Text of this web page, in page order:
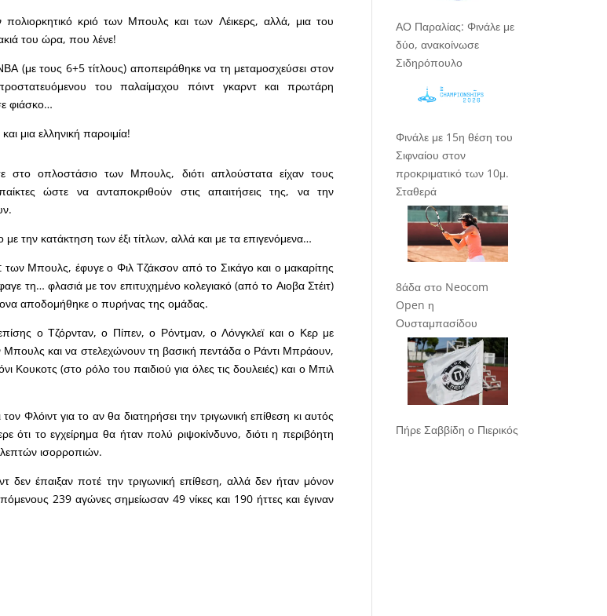
πολιορκητικό κριό των Μπουλς και των Λέικερς, αλλά, μια του
του ώρα, που λένε!
(με τους 6+5 τίτλους) αποπειράθηκε να τη μεταμοσχεύσει στον
του παλαίμαχου πόιντ γκαρντ και πρωτάρη
φιάσκο…
μια ελληνική παροιμία!
στο οπλοστάσιο των Μπουλς, διότι απλούστατα είχαν τους
ώστε να ανταποκριθούν στις απαιτήσεις της, να την
την κατάκτηση των έξι τίτλων, αλλά και με τα επιγενόμενα…
Μπουλς, έφυγε ο Φιλ Τζάκσον από το Σικάγο και ο μακαρίτης
τη… φλασιά με τον επιτυχημένο κολεγιακό (από το Αιοβα Στέιτ)
αποδομήθηκε ο πυρήνας της ομάδας.
ο Τζόρνταν, ο Πίπεν, ο Ρόντμαν, ο Λόνγκλεϊ και ο Κερ με
Μπουλς και να στελεχώνουν τη βασική πεντάδα ο Ράντι Μπράουν,
(στο ρόλο του παιδιού για όλες τις δουλειές) και ο Μπιλ
Φλόιντ για το αν θα διατηρήσει την τριγωνική επίθεση κι αυτός
ότι το εγχείρημα θα ήταν πολύ ριψοκίνδυνο, διότι η περιβόητη
ισορροπιών.
δεν έπαιξαν ποτέ την τριγωνική επίθεση, αλλά δεν ήταν μόνον
239 αγώνες σημείωσαν 49 νίκες και 190 ήττες και έγιναν
ΑΟ Παραλίας: Φινάλε με
δύο, ανακοίνωσε
Σιδηρόπουλο
Φινάλε με 15η θέση του
Σιφναίου στον
προκριματικό των 10μ.
Σταθερά
8άδα στο Neocom
Open η
Ουσταμπασίδου
Πήρε Σαββίδη ο Πιερικός